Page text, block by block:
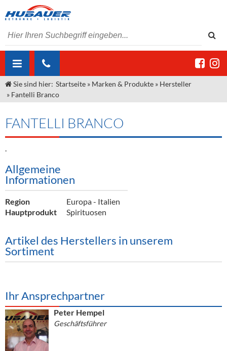
ÜBER UNS
Unser Liefergebiet
Kontakt
Angebote Gastronomie & Großhandel
Großhandel
"DroughtMaster"
Neuigkeiten
Termine
MARKEN & PRODUKTE
Sirup
Spirituosen
Bier
Öle & Küchenartikel
Barzubehör
Equipment
Verpackung
Kommisionskauf & Lieferbedingungen
Fremddienstleistungen
Sie sind hier: Startseite » Marken & Produkte » Hersteller
» Fantelli Branco
FANTELLI BRANCO
.
Allgemeine
Informationen
Region
Europa - Italien
Hauptprodukt
Spirituosen
Artikel des Herstellers in unserem
Sortiment
Ihr Ansprechpartner
Peter Hempel
Geschäftsführer